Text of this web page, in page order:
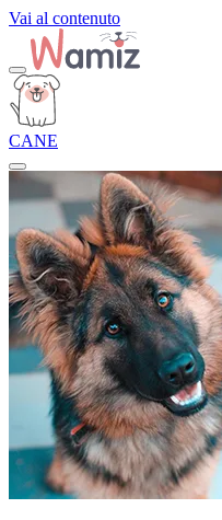
Vai al contenuto
CANE